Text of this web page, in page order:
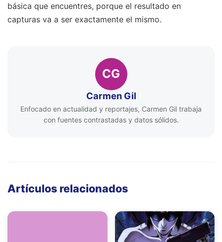
básica que encuentres, porque el resultado en
capturas va a ser exactamente el mismo.
CG
Carmen Gil
Enfocado en actualidad y reportajes, Carmen Gil trabaja
con fuentes contrastadas y datos sólidos.
Artículos relacionados